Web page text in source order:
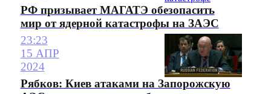
РФ призывает МАГАТЭ обезопасить
мир от ядерной катастрофы на ЗАЭС
23:23
15 АПР
2024
Рябков: Киев атаками на Запорожскую